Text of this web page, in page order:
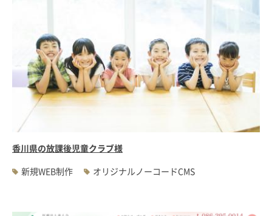
香川県の放課後児童クラブ様
新規WEB制作
オリジナルノーコードCMS